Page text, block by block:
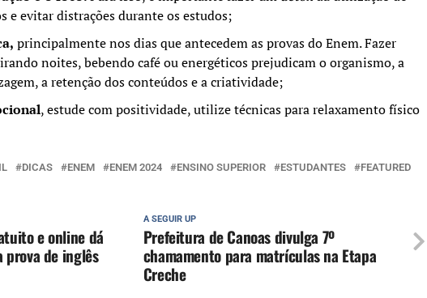
e evitar distrações durante os estudos;
principalmente nos dias que antecedem as provas do Enem. Fazer
noites, bebendo café ou energéticos prejudicam o organismo, a
a retenção dos conteúdos e a criatividade;
, estude com positividade, utilize técnicas para relaxamento físico
DICAS ENEM ENEM 2024 ENSINO SUPERIOR ESTUDANTES
FEATURED
A SEGUIR UP
Prefeitura de Canoas divulga 7º
chamamento para matrículas na Etapa
Creche
e online dá
de inglês